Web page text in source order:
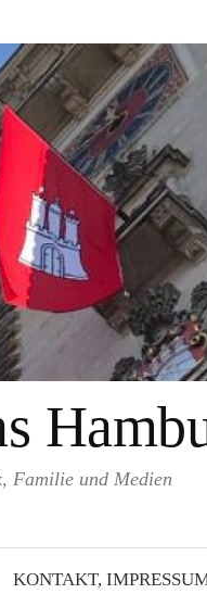
Familie und Medien
KONTAKT,